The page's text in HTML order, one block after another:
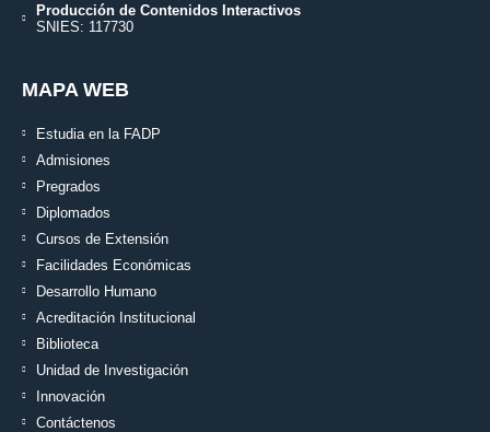
Producción de Contenidos Interactivos
SNIES: 117730
MAPA WEB
Estudia en la FADP
Admisiones
Pregrados
Diplomados
Cursos de Extensión
Facilidades Económicas
Desarrollo Humano
Acreditación Institucional
Biblioteca
Unidad de Investigación
Innovación
Contáctenos